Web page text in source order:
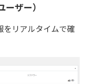
ザー）
をリアルタイムで確